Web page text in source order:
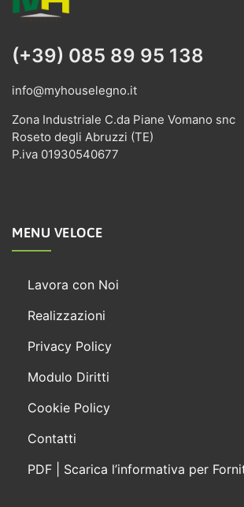
(+39) 085 89 95 138
info@myhouselegno.it
Zona Industriale C.da Piane Vomano snc
Roseto degli Abruzzi (TE)
P.iva 01930540677
MENU VELOCE
Lavora con Noi
Realizzazioni
Privacy Policy
Modulo Diritti
Cookie Policy
Contatti
PDF | Scarica l’informativa per